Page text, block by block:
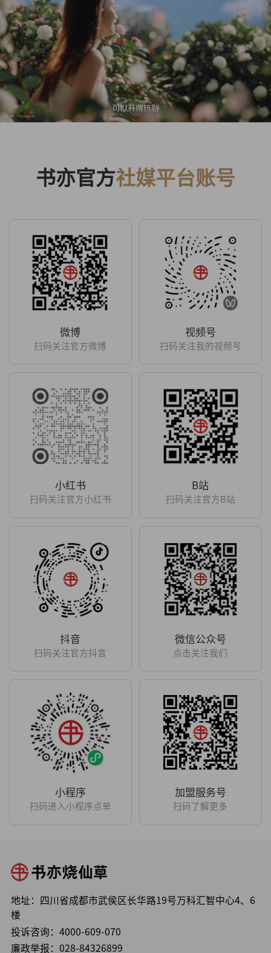
书亦官方社媒平台账号
微博
扫码关注官方微博
视频号
扫码关注我的视频号
小红书
扫码关注官方小红书
B站
扫码关注官方B站
抖音
扫码关注官方抖音
微信公众号
点击关注我们
小程序
扫码进入小程序点单
加盟服务号
扫码了解更多
地址：四川省成都市武侯区长华路19号万科汇智中心4、6
楼
投诉咨询： 4000-609-070
廉政举报： 028-84326899